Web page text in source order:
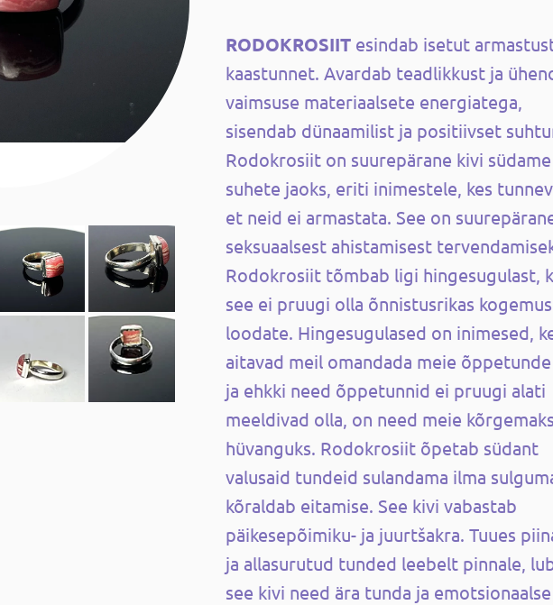
RODOKROSIIT esindab isetut
kaastunnet. Avardab teadlikkust ja
vaimsuse materiaalsete energiatega,
sisendab dünaamilist ja positiivset
Rodokrosiit on suurepärane kivi
suhete jaoks, eriti inimestele, kes
et neid ei armastata. See on
seksuaalsest ahistamisest
Rodokrosiit tõmbab ligi hingesugulast,
see ei pruugi olla õnnistusrikas
loodate. Hingesugulased on inimesed,
aitavad meil omandada meie
ja ehkki need õppetunnid ei pruugi alati
meeldivad olla, on need meie kõrgemaks
hüvanguks. Rodokrosiit õpetab südant
valusaid tundeid sulandama ilma
kõraldab eitamise. See kivi vabastab
päikesepõimiku- ja juurtšakra. Tuues
ja allasurutud tunded leebelt pinnale,
see kivi need ära tunda ja emotsionaalse